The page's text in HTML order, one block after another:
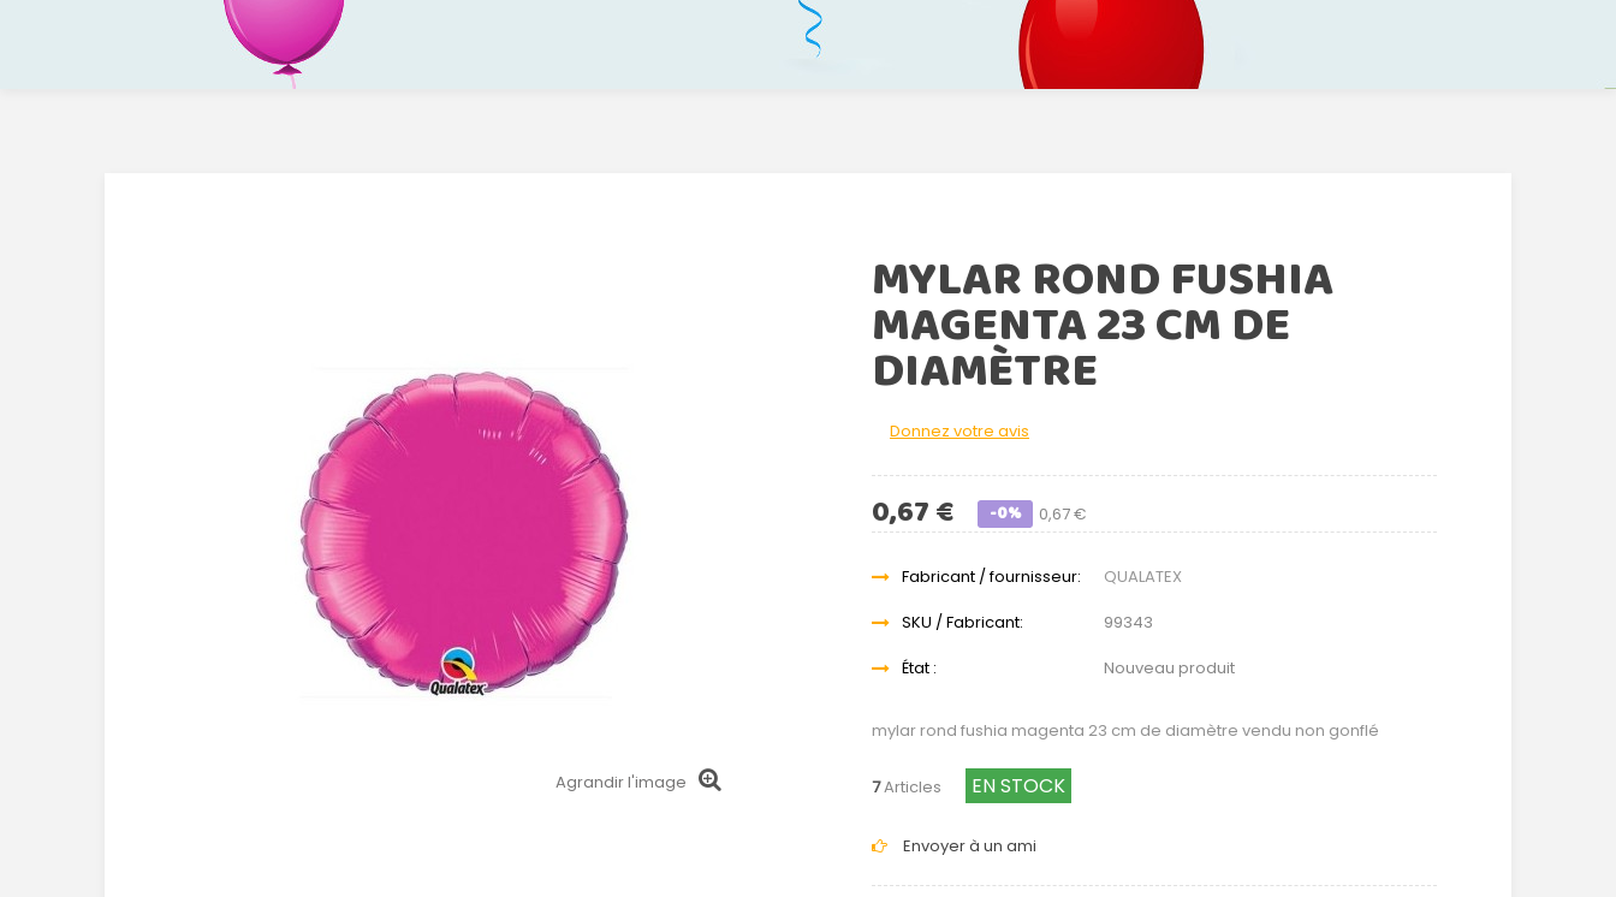
Agrandir l'image
MYLAR ROND FUSHIA
MAGENTA 23 CM DE
DIAMÈTRE
Donnez votre avis
0,67 €
0,67 € -0%
Fabricant / fournisseur:
QUALATEX
SKU / Fabricant:
99343
État :
Nouveau produit
mylar rond fushia magenta 23 cm de diamètre vendu non gonflé
7Articles EN STOCK
Envoyer à un ami